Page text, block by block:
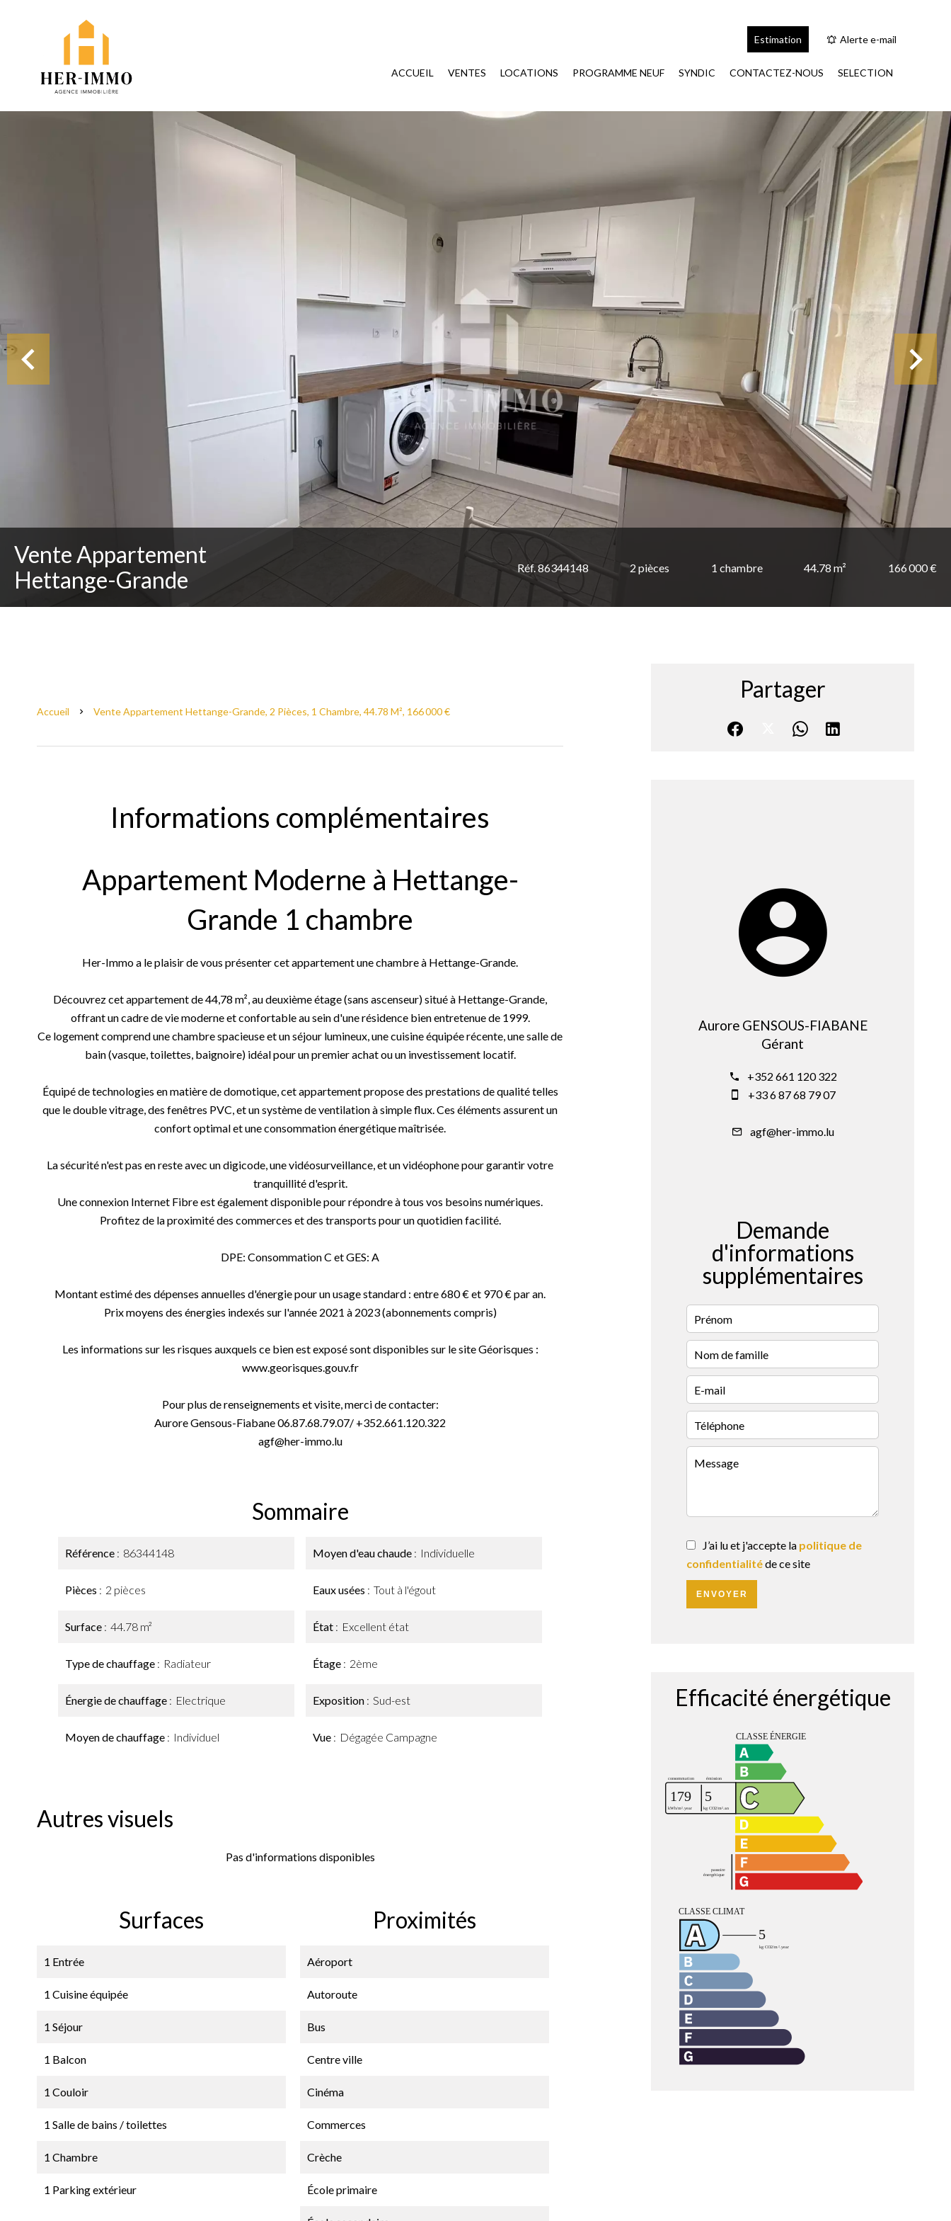
Estimation Alerte e-mail
ACCUEIL VENTES LOCATIONS PROGRAMME NEUF SYNDIC CONTACTEZ-NOUS SELECTION
Vente Appartement
Hettange-Grande
Réf. 86344148 2 pièces 1 chambre 44.78 m² 166 000 €
Accueil Vente Appartement Hettange-Grande, 2 Pièces, 1 Chambre, 44.78 M², 166 000 €
Informations complémentaires
Appartement Moderne à Hettange-
Grande 1 chambre
Her-Immo a le plaisir de vous présenter cet appartement une chambre à Hettange-Grande.
Découvrez cet appartement de 44,78 m², au deuxième étage (sans ascenseur) situé à Hettange-Grande,
offrant un cadre de vie moderne et confortable au sein d'une résidence bien entretenue de 1999.
Ce logement comprend une chambre spacieuse et un séjour lumineux, une cuisine équipée récente, une salle de
bain (vasque, toilettes, baignoire) idéal pour un premier achat ou un investissement locatif.
Équipé de technologies en matière de domotique, cet appartement propose des prestations de qualité telles
que le double vitrage, des fenêtres PVC, et un système de ventilation à simple flux. Ces éléments assurent un
confort optimal et une consommation énergétique maîtrisée.
La sécurité n'est pas en reste avec un digicode, une vidéosurveillance, et un vidéophone pour garantir votre
tranquillité d'esprit.
Une connexion Internet Fibre est également disponible pour répondre à tous vos besoins numériques.
Profitez de la proximité des commerces et des transports pour un quotidien facilité.
DPE: Consommation C et GES: A
Montant estimé des dépenses annuelles d'énergie pour un usage standard : entre 680 € et 970 € par an.
Prix moyens des énergies indexés sur l'année 2021 à 2023 (abonnements compris)
Les informations sur les risques auxquels ce bien est exposé sont disponibles sur le site Géorisques :
www.georisques.gouv.fr
Pour plus de renseignements et visite, merci de contacter:
Aurore Gensous-Fiabane 06.87.68.79.07/ +352.661.120.322
agf@her-immo.lu
Sommaire
Référence 86344148
Pièces 2 pièces
Surface 44.78 m²
Type de chauffage Radiateur
Énergie de chauffage Electrique
Moyen de chauffage Individuel
Moyen d'eau chaude Individuelle
Eaux usées Tout à l'égout
État Excellent état
Étage 2ème
Exposition Sud-est
Vue Dégagée Campagne
Autres visuels
Pas d'informations disponibles
Surfaces
1 Entrée
1 Cuisine équipée
1 Séjour
1 Balcon
1 Couloir
1 Salle de bains / toilettes
1 Chambre
1 Parking extérieur
Proximités
Aéroport
Autoroute
Bus
Centre ville
Cinéma
Commerces
Crèche
École primaire
Partager
Aurore GENSOUS-FIABANE
Gérant
+352 661 120 322
+33 6 87 68 79 07
agf@her-immo.lu
Demande
d'informations
supplémentaires
J’ai lu et j'accepte la politique de
confidentialitéde ce site
ENVOYER
Efficacité énergétique